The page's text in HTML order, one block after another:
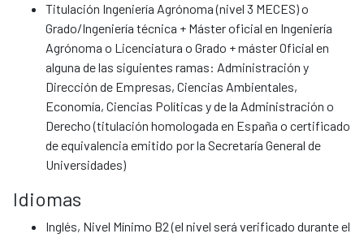
Titulación Ingeniería Agrónoma (nivel 3 MECES) o
Grado/Ingeniería técnica + Máster oficial en Ingeniería
Agrónoma o Licenciatura o Grado + máster Oficial en
alguna de las siguientes ramas: Administración y
Dirección de Empresas, Ciencias Ambientales,
Economía, Ciencias Políticas y de la Administración o
Derecho (titulación homologada en España o certificado
de equivalencia emitido por la Secretaría General de
Universidades)
Idiomas
Inglés, Nivel Mínimo B2 (el nivel será verificado durante el